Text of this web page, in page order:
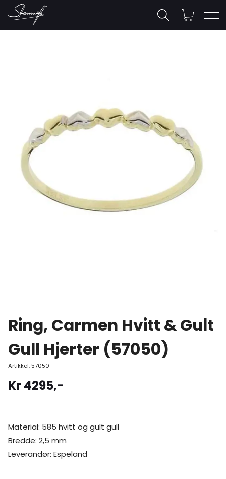
Ring, Carmen Hvitt & Gult
Gull Hjerter (57050)
Artikkel:57050
Kr4295,-
Material: 585 hvitt og gult gull
Bredde: 2,5 mm
Leverandør: Espeland